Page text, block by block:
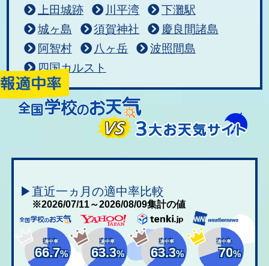
上田城跡
川平湾
下灘駅
城ヶ島
須賀神社
慶良間諸島
阿智村
八ヶ岳
波照間島
四国カルスト
▶直近一ヵ月の適中率比較
※2026/07/11～2026/08/09集計の値
適中率
66.7%
適中率
63.3%
適中率
63.3%
適中率
70%